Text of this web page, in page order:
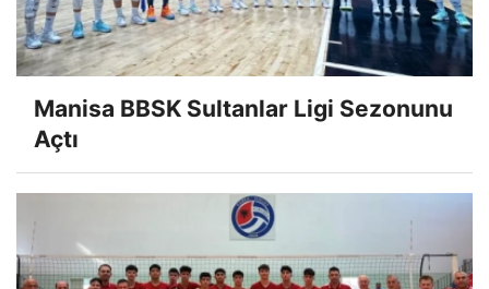
Manisa BBSK Sultanlar Ligi Sezonunu
Açtı